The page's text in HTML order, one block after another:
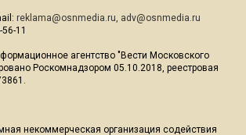
reklama@osnmedia.ru, adv@osnmedia.ru
11
агентство "Вести Московского
Роскомнадзором 05.10.2018, реестровая
некоммерческая организация содействия